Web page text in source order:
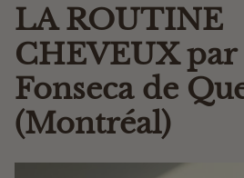
LA ROUTINE
CHEVEUX par
Fonseca de
(Montréal)